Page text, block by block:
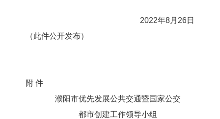
2022年8月26日
（此件公开发布）
附 件
濮阳市优先发展公共交通暨国家公交
都市创建工作领导小组